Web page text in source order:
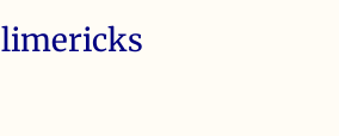
limericks